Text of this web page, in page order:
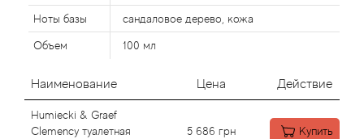
Ноты базы сандаловое дерево, кожа
Объем 100 мл
Наименование Цена Действие
Humiecki & Graef
Clemency туалетная
5 686 грн Купить
Aj Arabia (Widian)
Ajmal
Al Haramain
Al Jazeera